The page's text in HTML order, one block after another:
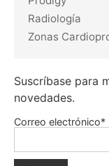
Radiología
Zonas
Suscríbase para
novedades.
Correo electrónico*